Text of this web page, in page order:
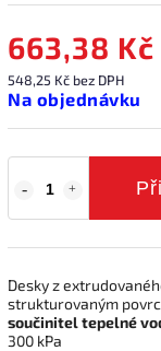
663,38 Kč
548,25 Kč bez DPH
Na objednávku
Desky z
strukturovaným
součinitel tepelné
300 kPa